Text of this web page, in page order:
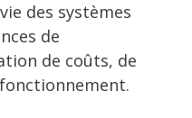
des systèmes
de
de coûts, de